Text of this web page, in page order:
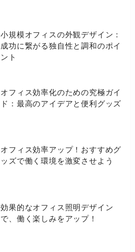
小規模オフィスの外観デザイン：
成功に繋がる独自性と調和のポイ
ント
オフィス効率化のための究極ガイ
ド：最高のアイデアと便利グッズ
オフィス効率アップ！おすすめグ
ッズで働く環境を激変させよう
効果的なオフィス照明デザイン
で、働く楽しみをアップ！